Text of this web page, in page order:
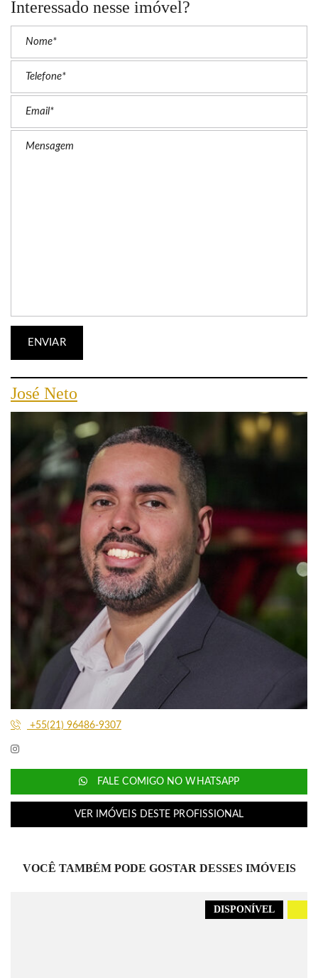
Interessado nesse imóvel?
José Neto
+55(21) 96486-9307
FALE COMIGO NO WHATSAPP
VER IMÓVEIS DESTE PROFISSIONAL
VOCÊ TAMBÉM PODE GOSTAR DESSES IMÓVEIS
DISPONÍVEL